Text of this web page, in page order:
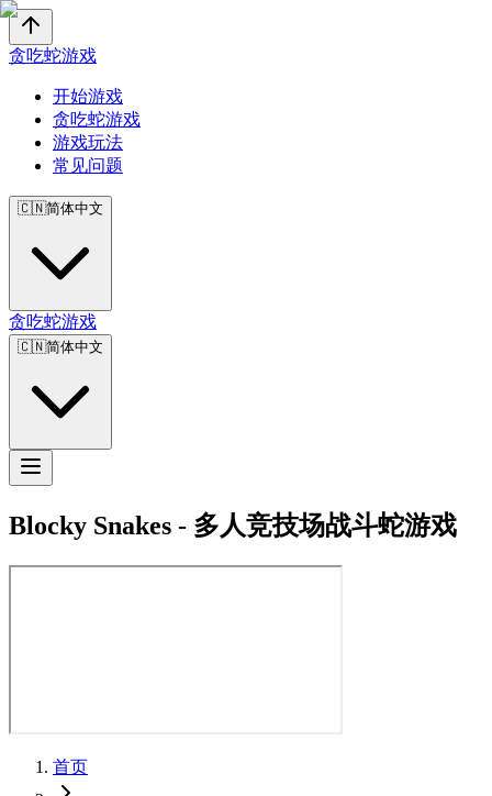
贪吃蛇游戏
开始游戏
贪吃蛇游戏
游戏玩法
常见问题
🇨🇳简体中文
贪吃蛇游戏
🇨🇳简体中文
Blocky Snakes - 多人竞技场战斗蛇游戏
首页